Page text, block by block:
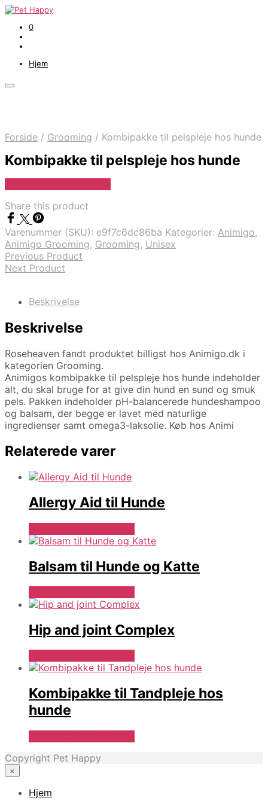
0
Hjem
Forside / Grooming / Kombipakke til pelspleje hos hunde
Kombipakke til pelspleje hos hunde
Share this product
Varenummer (SKU): e9f7c6dc86ba Kategorier: Animigo,
Animigo Grooming, Grooming, Unisex
Previous Product
Next Product
Beskrivelse
Beskrivelse
Roseheaven fandt produktet billigst hos Animigo.dk i
kategorien Grooming.
Animigos kombipakke til pelspleje hos hunde indeholder
alt, du skal bruge for at give din hund en sund og smuk
pels. Pakken indeholder pH-balancerede hundeshampoo
og balsam, der begge er lavet med naturlige
ingredienser samt omega3-laksolie. Køb hos Animi
Relaterede varer
Allergy Aid til Hunde
Balsam til Hunde og Katte
Hip and joint Complex
Kombipakke til Tandpleje hos
hunde
Copyright Pet Happy
×
Hjem